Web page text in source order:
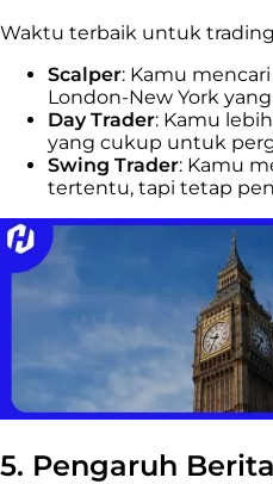
Waktu terbaik untuk trading
Scalper: Kamu
London-New York
Day Trader: Kamu
yang cukup untuk
Swing Trader: Kamu
tertentu, tapi tetap
5. Pengaruh